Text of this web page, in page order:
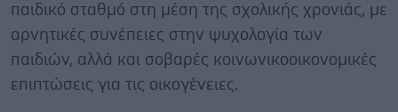
παιδικό σταθμό στη μέση της σχολικής χρονιάς, με
αρνητικές συνέπειες στην ψυχολογία των
παιδιών, αλλά και σοβαρές κοινωνικοοικονομικές
επιπτώσεις για τις οικογένειες.